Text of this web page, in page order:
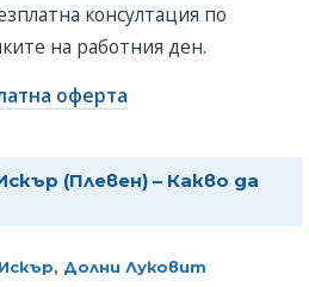
консултация по
на работния ден.
оферта
(Плевен) – Какво да
Долни Луковит